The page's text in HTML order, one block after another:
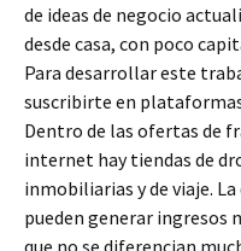
de ideas de negocio
desde casa, con poco
Para desarrollar este
suscribirte en
Dentro de las ofertas de
internet hay tiendas de
inmobiliarias y de viaje.
pueden generar ingresos